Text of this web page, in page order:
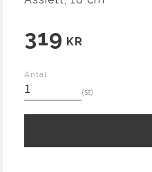
319 KR
Antal
st